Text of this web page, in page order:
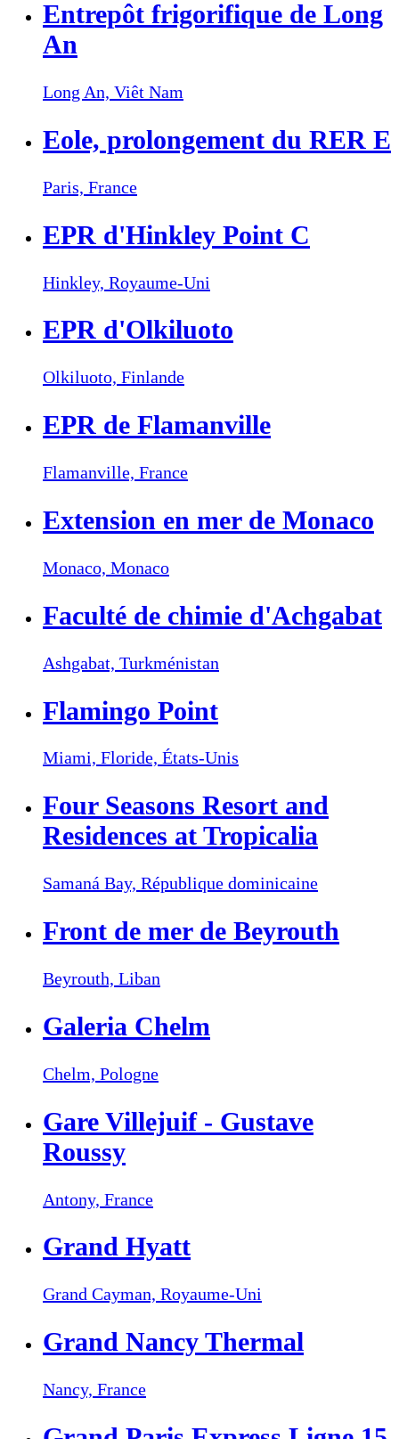
Entrepôt frigorifique de Long
An
Long An, Viêt Nam
Eole, prolongement du RER E
Paris, France
EPR d'Hinkley Point C
Hinkley, Royaume-Uni
EPR d'Olkiluoto
Olkiluoto, Finlande
EPR de Flamanville
Flamanville, France
Extension en mer de Monaco
Monaco, Monaco
Faculté de chimie d'Achgabat
Ashgabat, Turkménistan
Flamingo Point
Miami, Floride, États-Unis
Four Seasons Resort and
Residences at Tropicalia
Samaná Bay, République dominicaine
Front de mer de Beyrouth
Beyrouth, Liban
Galeria Chelm
Chelm, Pologne
Gare Villejuif - Gustave
Roussy
Antony, France
Grand Hyatt
Grand Cayman, Royaume-Uni
Grand Nancy Thermal
Nancy, France